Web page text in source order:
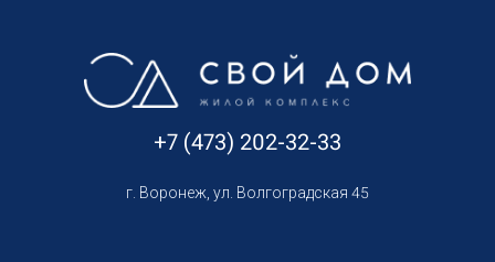
+7 (473) 202-32-33
г. Воронеж, ул. Волгоградская 45